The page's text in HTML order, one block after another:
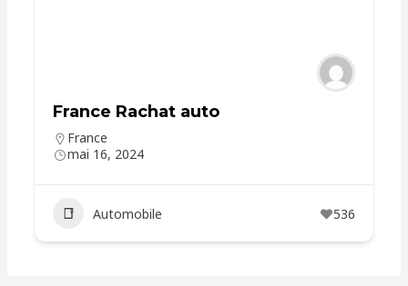
France Rachat auto
France
mai 16, 2024
Automobile 536